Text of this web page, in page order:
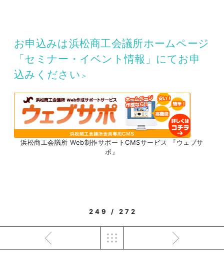
お申込みは浜松商工会議所ホームページ
「セミナー・イベント情報」にてお申
込みください ＞
浜松商工会議所 Web制作サポートCMSサービス 『ウェブサ
ポ』
249 / 272